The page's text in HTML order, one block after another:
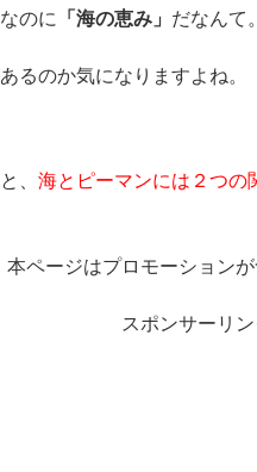
のに 「海の恵み」 だなんて。
るのか気になりますよね。
、 海とピーマンには２つの
本ページはプロモーション
スポンサーリン